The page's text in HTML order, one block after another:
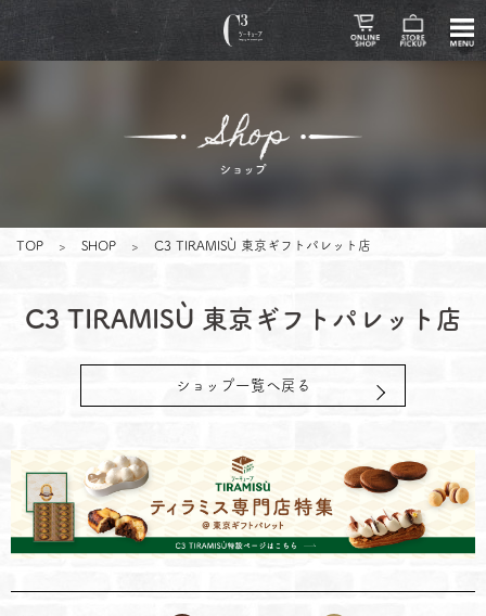
TOP > SHOP > C3 TIRAMISÙ 東京ギフトパレット店
C3 TIRAMISÙ 東京ギフトパレット店
ショップ一覧へ戻る